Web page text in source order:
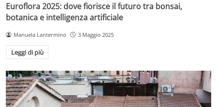
Euroflora 2025: dove fiorisce il futuro tra bonsai,
botanica e intelligenza artificiale
Manuela Lantermino 3 Maggio 2025
Leggi di più